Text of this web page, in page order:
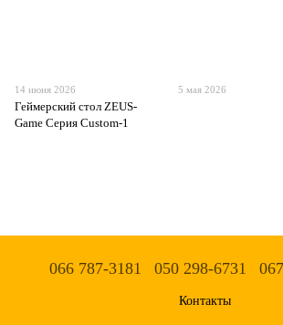
14 июня 2026
Геймерский стол ZEUS-
Game Серия Custom-1
5 мая 2026
066 787-3181 050 298-6731
Контакты